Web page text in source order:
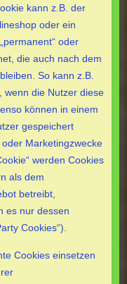
kann z.B. der
oder ein
oder
die auch nach dem
So kann z.B.
wenn die Nutzer diese
können in einem
gespeichert
Marketingzwecke
werden Cookies
als dem
betreibt,
es nur dessen
Cookies“).
Cookies einsetzen